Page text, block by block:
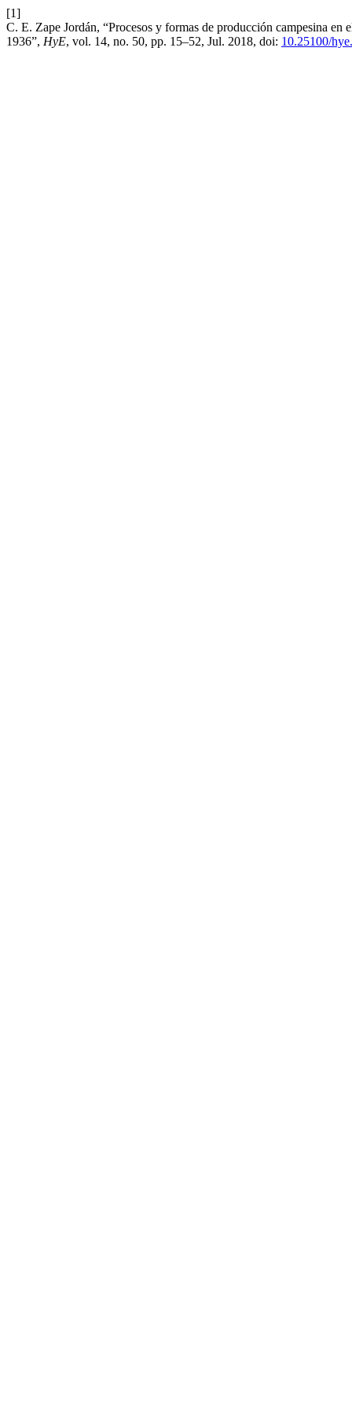
[1]
C. E. Zape Jordán, “Procesos y formas de producción campesina
1936”, HyE, vol. 14, no. 50, pp. 15–52, Jul. 2018, doi: 10.25100/